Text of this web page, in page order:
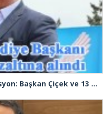
Menderes Belediyesine operasyon: Başkan Çiçek ve 13 kişi gözaltında